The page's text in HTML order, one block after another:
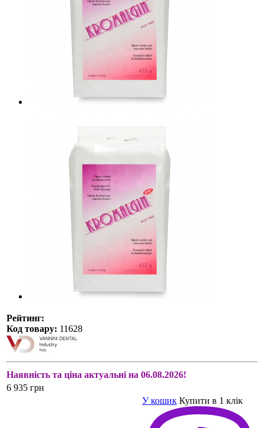
Рейтинг:
Код товару: 11628
Наявність та ціна актуальні на 06.08.2026!
6 935 грн
У кошик Купити в 1 клік